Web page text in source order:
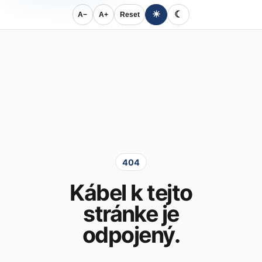
A− A+ Reset ☀ ☾
404
Kábel k tejto
stránke je
odpojený.